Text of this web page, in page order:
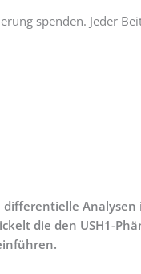
spenden. Jeder
Analysen
die den USH1-